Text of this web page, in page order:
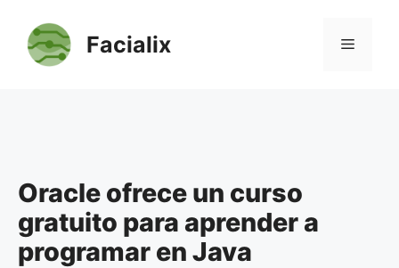
contenido
Facialix Menú
Oracle ofrece un curso
gratuito para aprender a
programar en Java